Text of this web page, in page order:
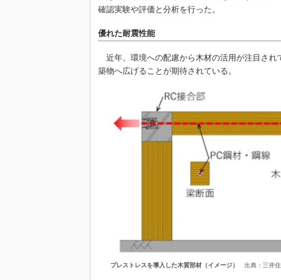
確認実験や評価と分析を行った。
優れた耐震性能
近年、環境への配慮から木材の活用が注目され
築物へ広げることが期待されている。
プレストレスを導入した木質部材（イメージ） 出典：三井